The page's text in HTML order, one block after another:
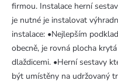
firmou. Instalace herní
je nutné je instalovat
instalace: •Nejlepším
obecně, je rovná plocha
dlaždicemi. •Herní sestavy
být umístěny na udržovaný